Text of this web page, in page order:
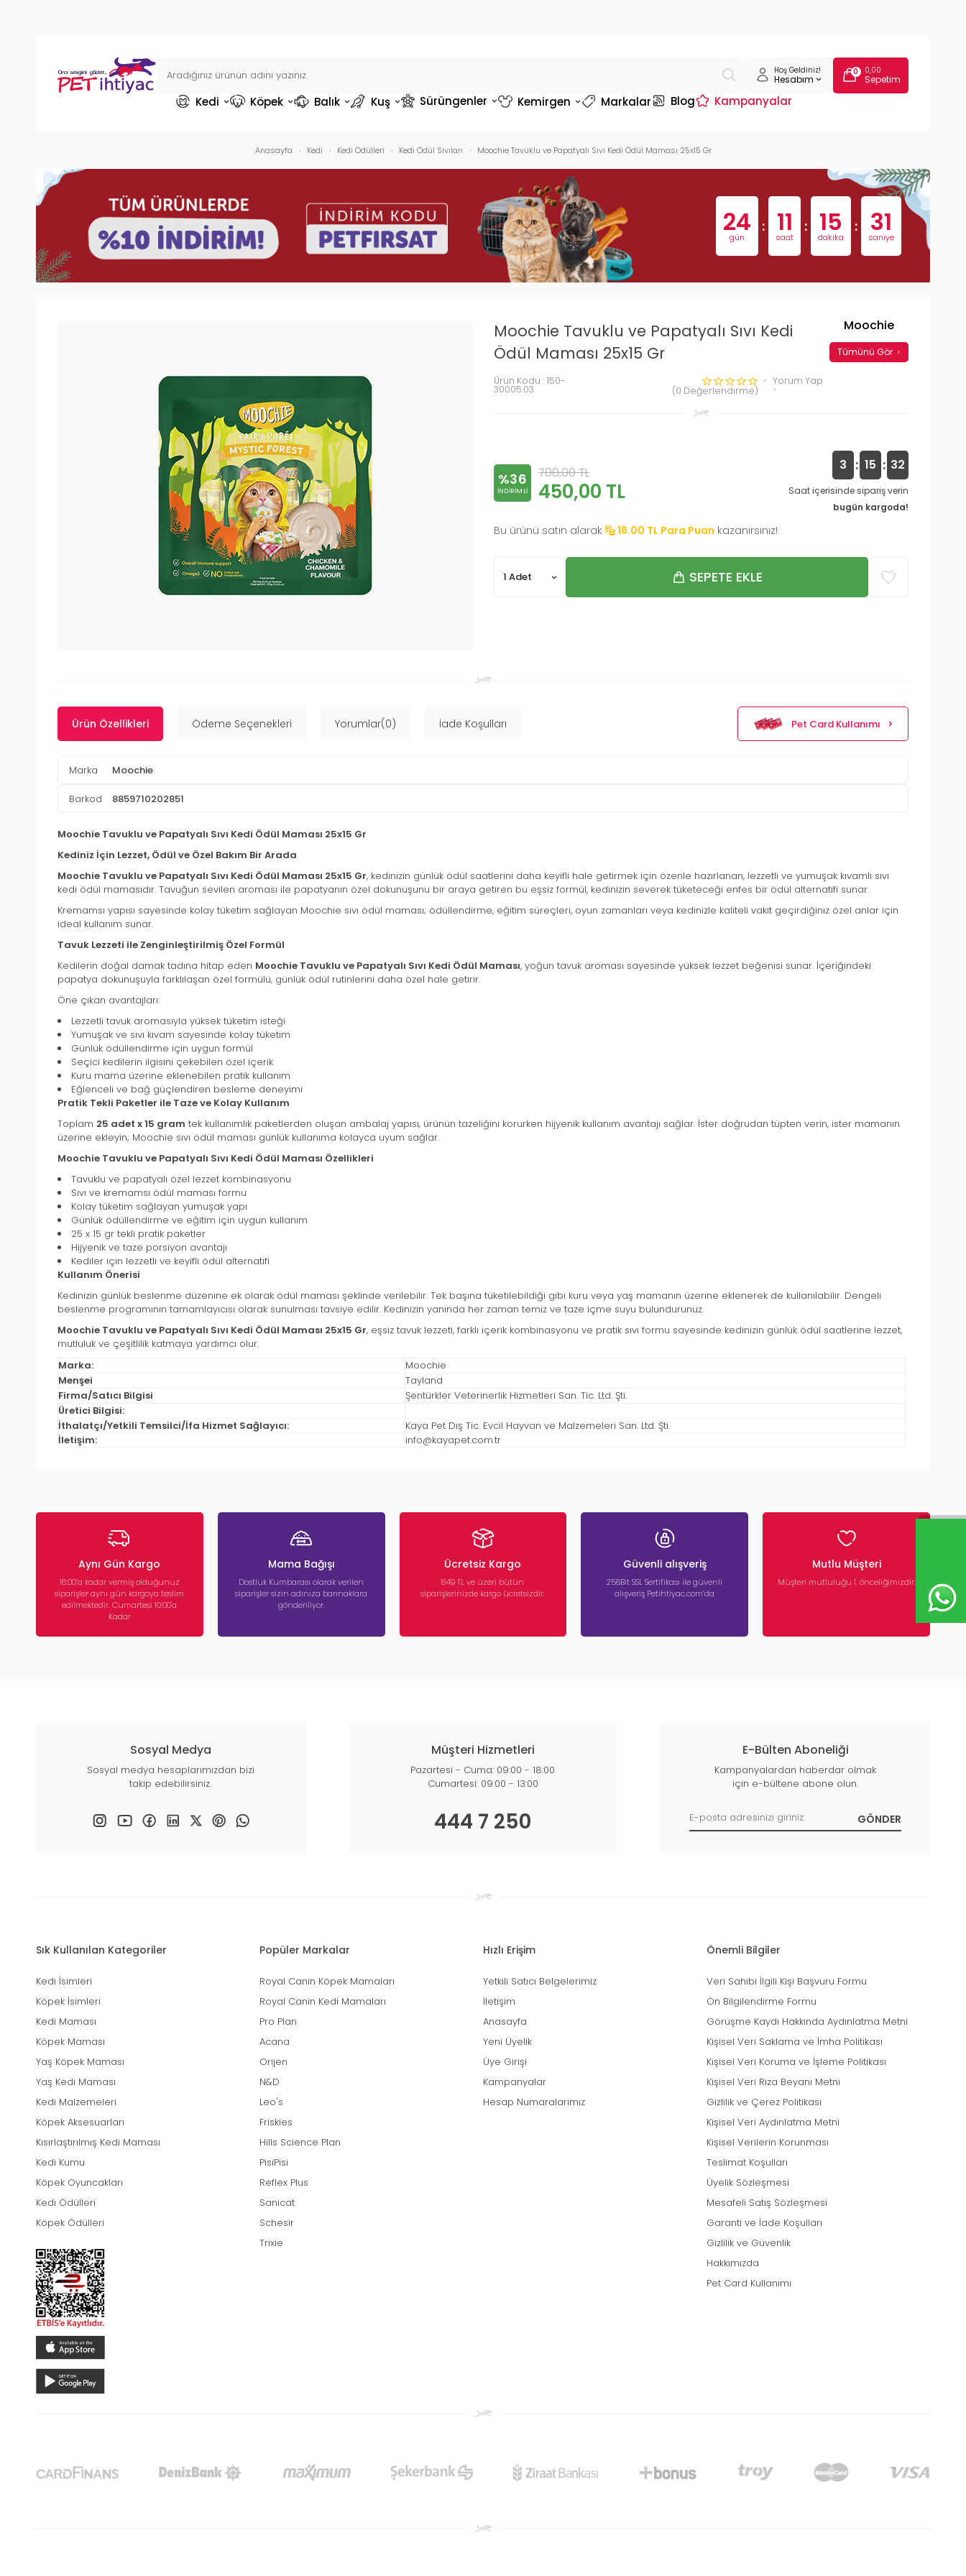
Hoş Geldiniz!
Hesabım
0 0,00
Sepetim
Kedi Köpek Balık Kuş Sürüngenler Kemirgen Markalar Blog Kampanyalar
Anasayfa Kedi Kedi Ödülleri Kedi Ödül Sıvıları Moochie Tavuklu ve Papatyalı Sıvı Kedi Ödül Maması 25x15 Gr
24
gün 11
saat 15
dakika 30
saniye
Moochie Tavuklu ve Papatyalı Sıvı Kedi
Ödül Maması 25x15 Gr
Ürün Kodu : 150-
30005.03 (0 Değerlendirme)
Yorum Yap
Moochie
Tümünü Gör
%36
INDIRIMLI
700,00TL
450,00 TL
3 : 15 : 31
Saat içerisinde sipariş verin
bugün kargoda!
Bu ürünü satın alarak 18.00 TL Para Puan kazanırsınız!
SEPETE EKLE
Ürün Özellikleri Ödeme Seçenekleri Yorumlar(0) İade Koşulları Pet Card Kullanımı
Marka Moochie
Barkod 8859710202851
Moochie Tavuklu ve Papatyalı Sıvı Kedi Ödül Maması 25x15 Gr
Kediniz İçin Lezzet, Ödül ve Özel Bakım Bir Arada
Moochie Tavuklu ve Papatyalı Sıvı Kedi Ödül Maması 25x15 Gr, kedinizin günlük ödül saatlerini daha keyifli hale getirmek için özenle hazırlanan, lezzetli ve yumuşak kıvamlı sıvı
kedi ödül mamasıdır. Tavuğun sevilen aroması ile papatyanın özel dokunuşunu bir araya getiren bu eşsiz formül, kedinizin severek tüketeceği enfes bir ödül alternatifi sunar.
Kremamsı yapısı sayesinde kolay tüketim sağlayan Moochie sıvı ödül maması; ödüllendirme, eğitim süreçleri, oyun zamanları veya kedinizle kaliteli vakit geçirdiğiniz özel anlar için
ideal kullanım sunar.
Tavuk Lezzeti ile Zenginleştirilmiş Özel Formül
Kedilerin doğal damak tadına hitap eden Moochie Tavuklu ve Papatyalı Sıvı Kedi Ödül Maması, yoğun tavuk aroması sayesinde yüksek lezzet beğenisi sunar. İçeriğindeki
papatya dokunuşuyla farklılaşan özel formülü, günlük ödül rutinlerini daha özel hale getirir.
Öne çıkan avantajları:
Lezzetli tavuk aromasıyla yüksek tüketim isteği
Yumuşak ve sıvı kıvam sayesinde kolay tüketim
Günlük ödüllendirme için uygun formül
Seçici kedilerin ilgisini çekebilen özel içerik
Kuru mama üzerine eklenebilen pratik kullanım
Eğlenceli ve bağ güçlendiren besleme deneyimi
Pratik Tekli Paketler ile Taze ve Kolay Kullanım
Toplam 25 adet x 15 gram tek kullanımlık paketlerden oluşan ambalaj yapısı, ürünün tazeliğini korurken hijyenik kullanım avantajı sağlar. İster doğrudan tüpten verin, ister mamanın
üzerine ekleyin; Moochie sıvı ödül maması günlük kullanıma kolayca uyum sağlar.
Moochie Tavuklu ve Papatyalı Sıvı Kedi Ödül Maması Özellikleri
Tavuklu ve papatyalı özel lezzet kombinasyonu
Sıvı ve kremamsı ödül maması formu
Kolay tüketim sağlayan yumuşak yapı
Günlük ödüllendirme ve eğitim için uygun kullanım
25 x 15 gr tekli pratik paketler
Hijyenik ve taze porsiyon avantajı
Kediler için lezzetli ve keyifli ödül alternatifi
Kullanım Önerisi
Kedinizin günlük beslenme düzenine ek olarak ödül maması şeklinde verilebilir. Tek başına tüketilebildiği gibi kuru veya yaş mamanın üzerine eklenerek de kullanılabilir. Dengeli
beslenme programının tamamlayıcısı olarak sunulması tavsiye edilir. Kedinizin yanında her zaman temiz ve taze içme suyu bulundurunuz.
Moochie Tavuklu ve Papatyalı Sıvı Kedi Ödül Maması 25x15 Gr, eşsiz tavuk lezzeti, farklı içerik kombinasyonu ve pratik sıvı formu sayesinde kedinizin günlük ödül saatlerine lezzet,
mutluluk ve çeşitlilik katmaya yardımcı olur.
Marka:
Moochie
Menşei
Tayland
Firma/Satıcı Bilgisi
Şentürkler Veterinerlik Hizmetleri San. Tic. Ltd. Şti.
Üretici Bilgisi:
İthalatçı/Yetkili Temsilci/İfa Hizmet Sağlayıcı:
Kaya Pet Dış Tic. Evcil Hayvan ve Malzemeleri San. Ltd. Şti.
İletişim:
info@kayapet.com.tr
Aynı Gün Kargo
16:00’a kadar vermiş olduğunuz
siparişler aynı gün kargoya teslim
edilmektedir. Cumartesi 10:00'a
Kadar
Mama Bağışı
Dostluk Kumbarası olarak verilen
siparişler sizin adınıza barınaklara
gönderiliyor.
Ücretsiz Kargo
849 TL ve üzeri bütün
siparişlerinizde kargo ücretsizdir.
Güvenli alışveriş
256Bit SSL Sertifikası ile güvenli
alışveriş Petihtiyac.com’da
Mutlu Müşteri
Müşteri mutluluğu 1. önceliğimizdir.
Sosyal Medya
Sosyal medya hesaplarımızdan bizi
takip edebilirsiniz.
Müşteri Hizmetleri
Pazartesi - Cuma: 09:00 - 18:00
Cumartesi: 09:00 - 13:00
444 7 250
E-Bülten Aboneliği
Kampanyalardan haberdar olmak
için e-bültene abone olun.
Sık Kullanılan Kategoriler
Kedi İsimleri
Köpek İsimleri
Kedi Maması
Köpek Maması
Yaş Köpek Maması
Yaş Kedi Maması
Kedi Malzemeleri
Köpek Aksesuarları
Kısırlaştırılmış Kedi Maması
Kedi Kumu
Köpek Oyuncakları
Kedi Ödülleri
Köpek Ödülleri
Popüler Markalar
Royal Canin Köpek Mamaları
Royal Canin Kedi Mamaları
Pro Plan
Acana
Orijen
N&D
Leo's
Friskies
Hills Science Plan
PisiPisi
Reflex Plus
Sanicat
Schesir
Trixie
Hızlı Erişim
Yetkili Satıcı Belgelerimiz
İletişim
Anasayfa
Yeni Üyelik
Üye Girişi
Kampanyalar
Hesap Numaralarımız
Önemli Bilgiler
Veri Sahibi İlgili Kişi Başvuru Formu
Ön Bilgilendirme Formu
Görüşme Kaydı Hakkında Aydınlatma Metni
Kişisel Veri Saklama ve İmha Politikası
Kişisel Veri Koruma ve İşleme Politikası
Kişisel Veri Rıza Beyanı Metni
Gizlilik ve Çerez Politikası
Kişisel Veri Aydınlatma Metni
Kişisel Verilerin Korunması
Teslimat Koşulları
Üyelik Sözleşmesi
Mesafeli Satış Sözleşmesi
Garanti ve İade Koşulları
Gizlilik ve Güvenlik
Hakkımızda
Pet Card Kullanımı